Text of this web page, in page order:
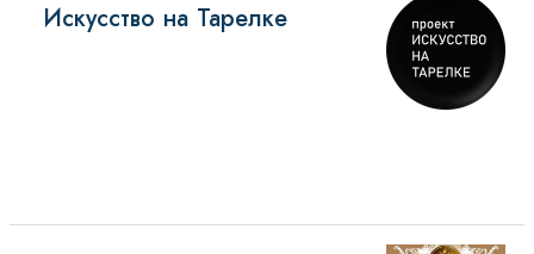
Искусство на Тарелке